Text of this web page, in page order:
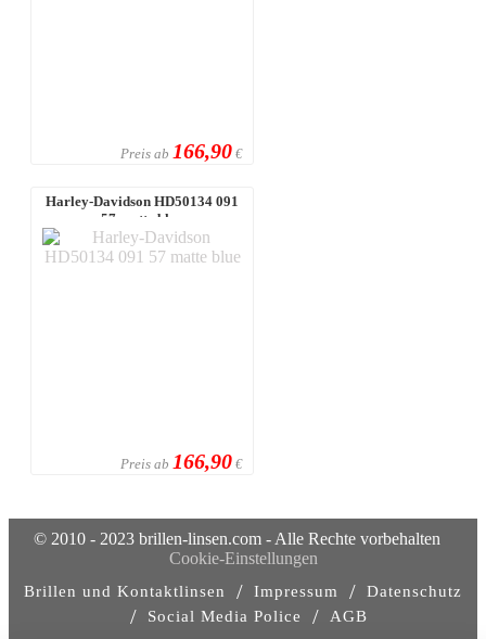
Preis ab 166,90 €
Harley-Davidson HD50134 091
57 matte blue
Preis ab 166,90 €
© 2010 - 2023 brillen-linsen.com - Alle Rechte vorbehalten
Cookie-Einstellungen
Brillen und Kontaktlinsen / Impressum / Datenschutz
/ Social Media Police / AGB